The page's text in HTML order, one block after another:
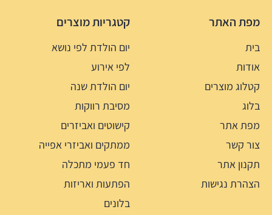
מפת האתר
בית
אודות
קטלוג מוצרים
בלוג
מפת אתר
צור קשר
תקנון אתר
הצהרת נגישות
קטגריות מוצרים
יום הולדת לפי נושא
לפי אירוע
יום הולדת שנה
מסיבת רווקות
קישוטים ואביזרים
ממתקים ואביזרי אפייה
חד פעמי מתכלה
הפתעות ואריזות
בלונים